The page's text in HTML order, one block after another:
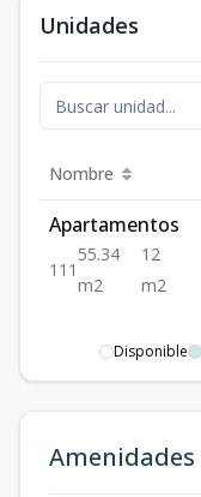
Unidades
Nombre
Apartamentos
1 1 1
55.34
m2
12
m2
Disponible
Amenidades